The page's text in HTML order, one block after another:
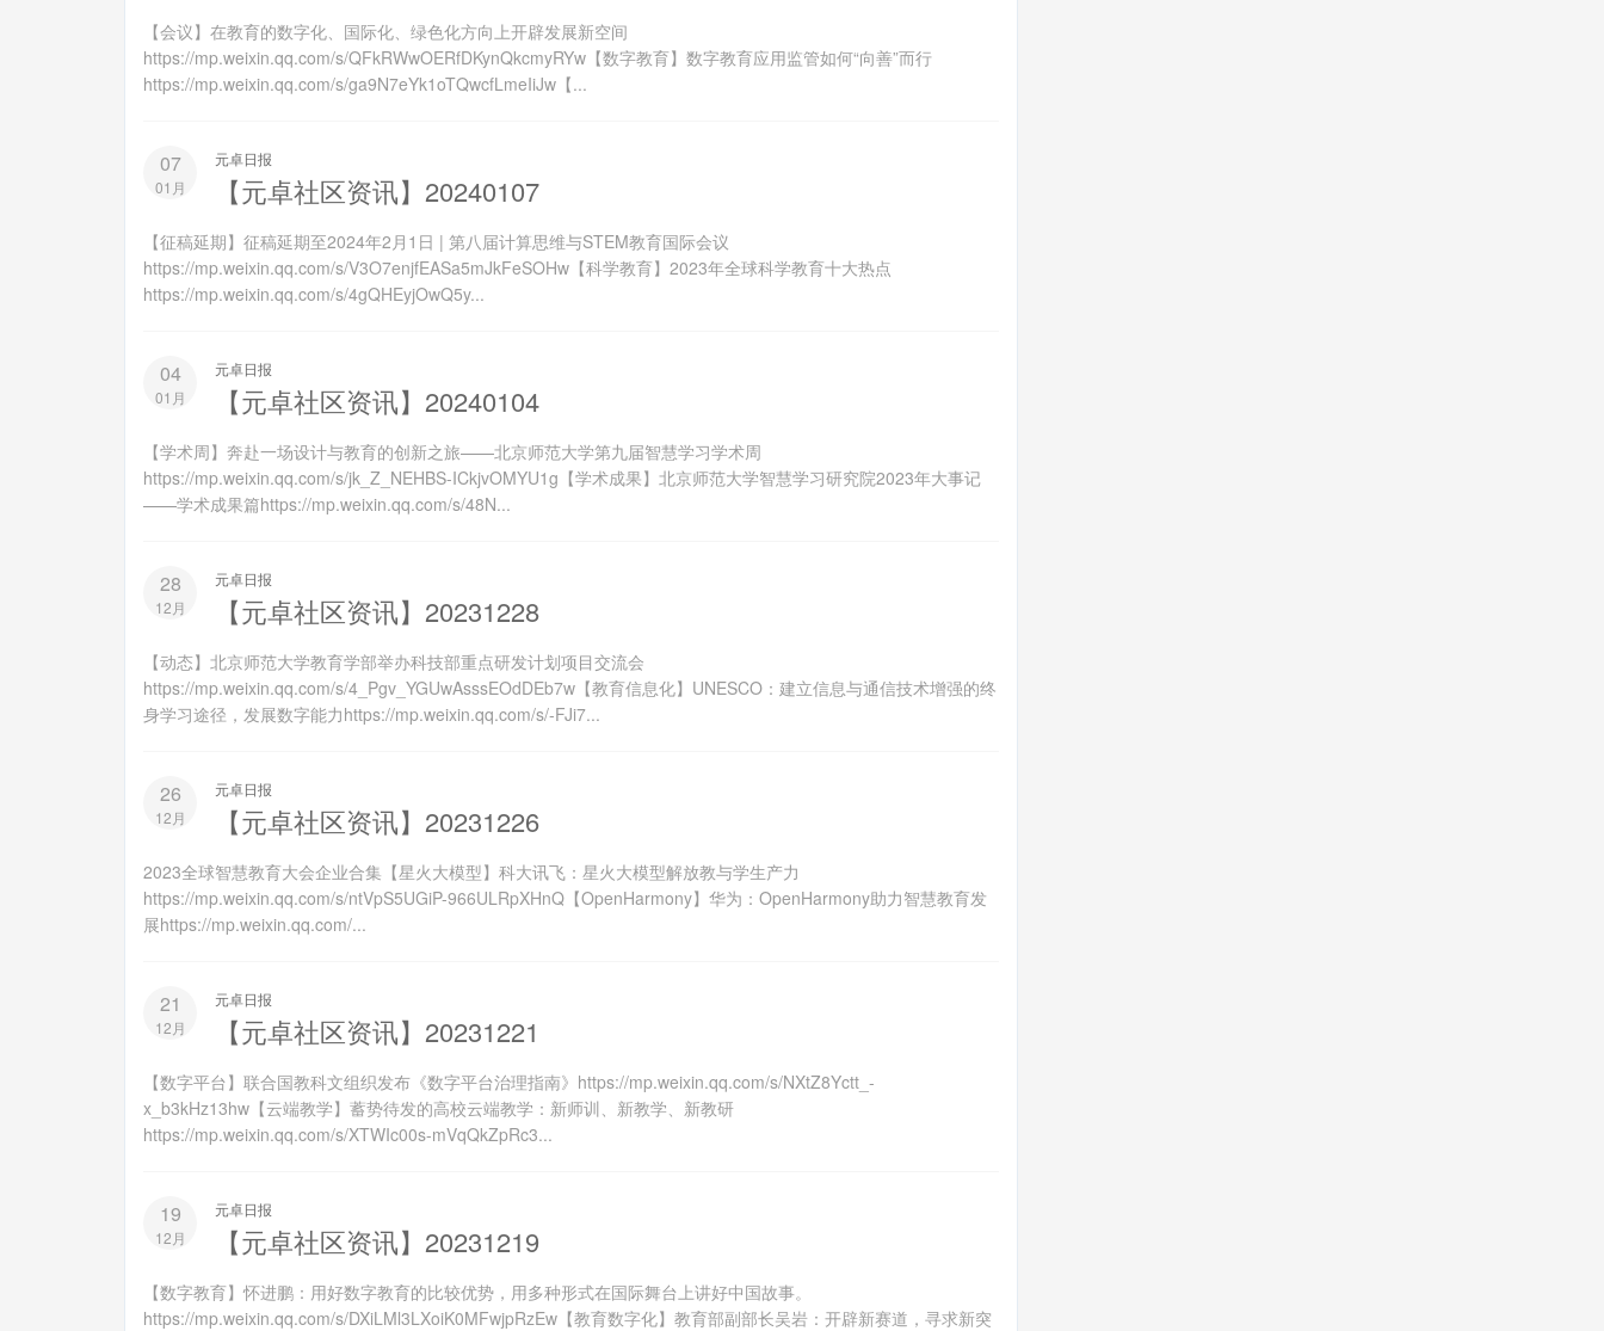
【会议】在教育的数字化、国际化、绿色化方向上开辟发展新空间
https://mp.weixin.qq.com/s/QFkRWwOERfDKynQkcmyRYw【数字教育】数字教育应用监管如何“向善”而行
https://mp.weixin.qq.com/s/ga9N7eYk1oTQwcfLmeIiJw【...
07
01月
元卓日报
【元卓社区资讯】20240107
【征稿延期】征稿延期至2024年2月1日 | 第八届计算思维与STEM教育国际会议
https://mp.weixin.qq.com/s/V3O7enjfEASa5mJkFeSOHw【科学教育】2023年全球科学教育十大热点
https://mp.weixin.qq.com/s/4gQHEyjOwQ5y...
04
01月
元卓日报
【元卓社区资讯】20240104
【学术周】奔赴一场设计与教育的创新之旅——北京师范大学第九届智慧学习学术周
https://mp.weixin.qq.com/s/jk_Z_NEHBS-ICkjvOMYU1g【学术成果】北京师范大学智慧学习研究院2023年大事记
——学术成果篇https://mp.weixin.qq.com/s/48N...
28
12月
元卓日报
【元卓社区资讯】20231228
【动态】北京师范大学教育学部举办科技部重点研发计划项目交流会
https://mp.weixin.qq.com/s/4_Pgv_YGUwAsssEOdDEb7w【教育信息化】UNESCO：建立信息与通信技术增强的终
身学习途径，发展数字能力https://mp.weixin.qq.com/s/-FJi7...
26
12月
元卓日报
【元卓社区资讯】20231226
2023全球智慧教育大会企业合集【星火大模型】科大讯飞：星火大模型解放教与学生产力
https://mp.weixin.qq.com/s/ntVpS5UGiP-966ULRpXHnQ【OpenHarmony】华为：OpenHarmony助力智慧教育发
展https://mp.weixin.qq.com/...
21
12月
元卓日报
【元卓社区资讯】20231221
【数字平台】联合国教科文组织发布《数字平台治理指南》https://mp.weixin.qq.com/s/NXtZ8Yctt_-
x_b3kHz13hw【云端教学】蓄势待发的高校云端教学：新师训、新教学、新教研
https://mp.weixin.qq.com/s/XTWIc00s-mVqQkZpRc3...
19
12月
元卓日报
【元卓社区资讯】20231219
【数字教育】怀进鹏：用好数字教育的比较优势，用多种形式在国际舞台上讲好中国故事。
https://mp.weixin.qq.com/s/DXiLMl3LXoiK0MFwjpRzEw【教育数字化】教育部副部长吴岩：开辟新赛道，寻求新突